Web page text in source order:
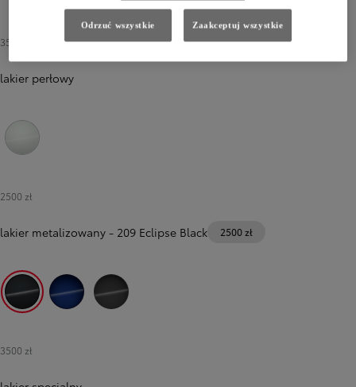
3500 zł
lakier perłowy
2500 zł
lakier metalizowany - 209 Eclipse Black 2500 zł
209 Eclipse Black
3500 zł
Odrzuć wszystkie Zaakceptuj wszystkie